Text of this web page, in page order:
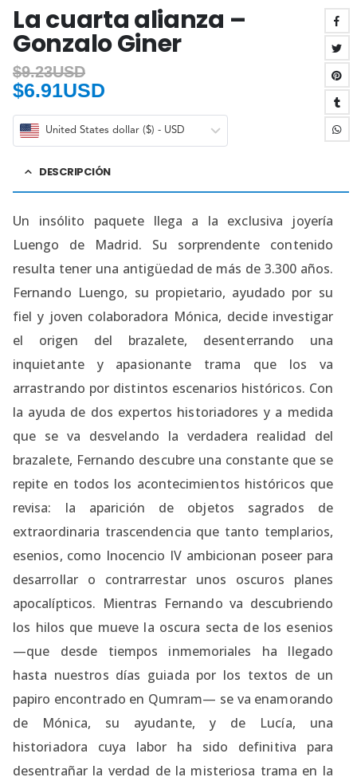
La cuarta alianza –
Gonzalo Giner
$9.23USD
$6.91USD
United States dollar ($) - USD
DESCRIPCIÓN
Un insólito paquete llega a la exclusiva joyería
Luengo de Madrid. Su sorprendente contenido
resulta tener una antigüedad de más de 3.300 años.
Fernando Luengo, su propietario, ayudado por su
fiel y joven colaboradora Mónica, decide investigar
el origen del brazalete, desenterrando una
inquietante y apasionante trama que los va
arrastrando por distintos escenarios históricos. Con
la ayuda de dos expertos historiadores y a medida
que se va desvelando la verdadera realidad del
brazalete, Fernando descubre una constante que se
repite en todos los acontecimientos históricos que
revisa: la aparición de objetos sagrados de
extraordinaria trascendencia que tanto templarios,
esenios, como Inocencio IV ambicionan poseer para
desarrollar o contrarrestar unos oscuros planes
apocalípticos. Mientras Fernando va descubriendo
los hilos que mueve la oscura secta de los esenios
—que desde tiempos inmemoriales ha llegado
hasta nuestros días guiada por los textos de un
papiro encontrado en Qumram— se va enamorando
de Mónica, su ayudante, y de Lucía, una
historiadora cuya labor ha sido definitiva para
desentrañar la verdad de la misteriosa trama en la